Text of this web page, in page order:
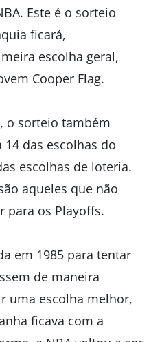
Este é o sorteio
ficará,
escolha geral,
Cooper Flag.
o sorteio também
das escolhas do
escolhas de loteria.
aqueles que não
para os Playoffs.
em 1985 para tentar
de maneira
uma escolha melhor,
ficava com a